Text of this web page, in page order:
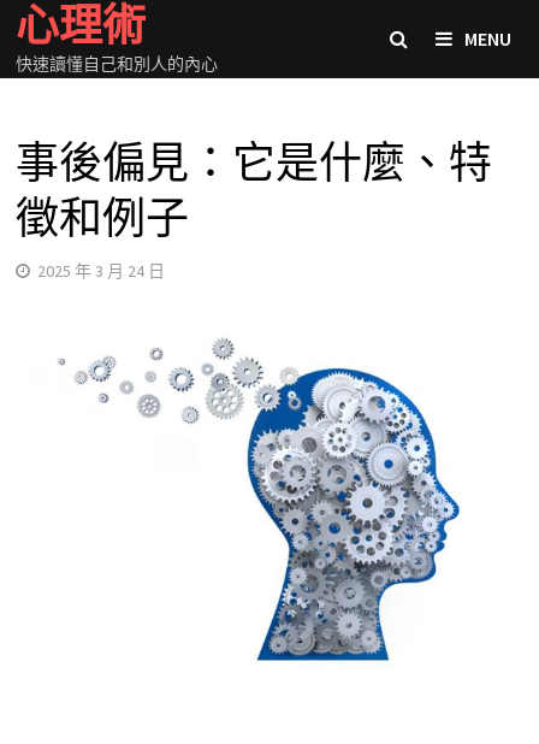
Skip
content
心理術
快速讀懂自己和別人的內心
MENU
事後偏見：它是什麼、特
徵和例子
2025 年 3 月 24 日